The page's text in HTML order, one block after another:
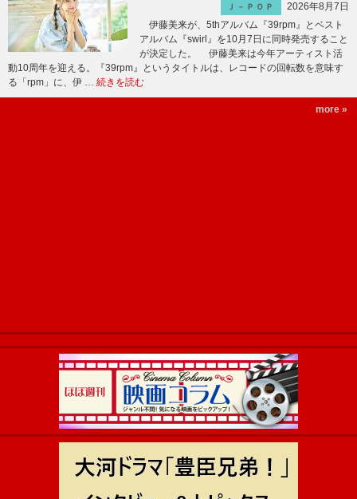
Ｊ－ＰＯＰ
2026年8月7日
伊藤美来が、5thアルバム『39rpm』とベスト
アルバム『swirl』を10月7日に同時発売すること
が決定した。 伊藤美来は今年アーティスト活
動10周年を迎える。『39rpm』というタイトルは、レコードの回転数を意味す
る「rpm」に、伊 … 続きを読む
more »